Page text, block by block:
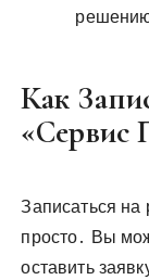
Как
«Сервис
Записаться
просто․ Вы
оставить